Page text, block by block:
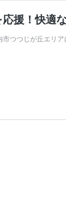
援！快適
市つつじが丘エリ